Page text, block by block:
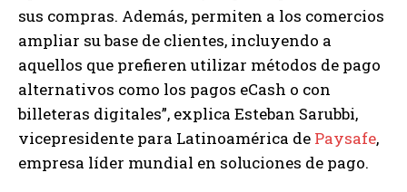
sus compras. Además, permiten a los comercios
ampliar su base de clientes, incluyendo a
aquellos que prefieren utilizar métodos de pago
alternativos como los pagos eCash o con
billeteras digitales”, explica Esteban Sarubbi,
vicepresidente para Latinoamérica de Paysafe,
empresa líder mundial en soluciones de pago.